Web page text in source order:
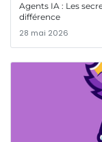
Agents IA : Les
différence
28 mai 2026